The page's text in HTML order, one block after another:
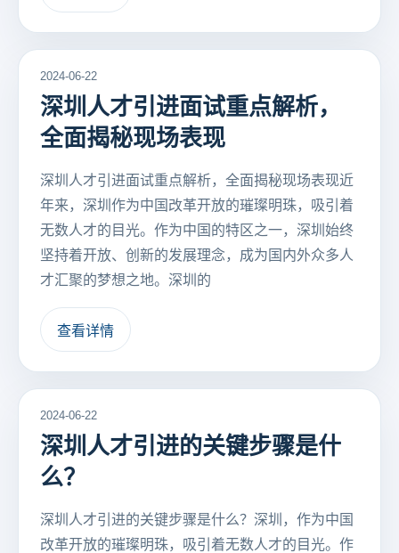
2024-06-22
深圳人才引进面试重点解析，
全面揭秘现场表现
深圳人才引进面试重点解析，全面揭秘现场表现近
年来，深圳作为中国改革开放的璀璨明珠，吸引着
无数人才的目光。作为中国的特区之一，深圳始终
坚持着开放、创新的发展理念，成为国内外众多人
才汇聚的梦想之地。深圳的
查看详情
2024-06-22
深圳人才引进的关键步骤是什
么？
深圳人才引进的关键步骤是什么？深圳，作为中国
改革开放的璀璨明珠，吸引着无数人才的目光。作